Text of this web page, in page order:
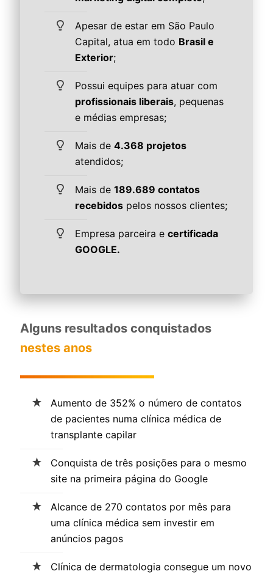
Apesar de estar em São Paulo
Capital, atua em todo Brasil e
Exterior;
Possui equipes para atuar com
profissionais liberais, pequenas
e médias empresas;
Mais de 4.368 projetos
atendidos;
Mais de 189.689 contatos
recebidos pelos nossos clientes;
Empresa parceira e certificada
GOOGLE.
Alguns resultados conquistados
nestes anos
Aumento de 352% o número de contatos
de pacientes numa clínica médica de
transplante capilar
Conquista de três posições para o mesmo
site na primeira página do Google
Alcance de 270 contatos por mês para
uma clínica médica sem investir em
anúncios pagos
Clínica de dermatologia consegue um novo